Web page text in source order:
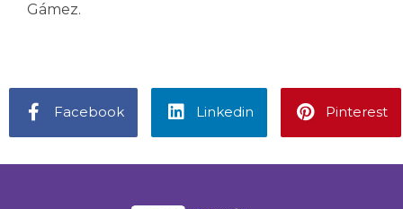
Gámez.
Facebook Linkedin Pinterest